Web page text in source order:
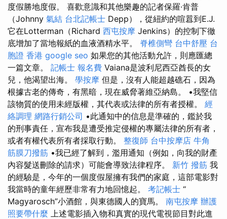
度假勝地度假。 喜歡意識和其他樂趣的記者保羅·肯普
（Johnny 氣結 台北記帳士 Depp），從紐約的喧囂到E.J.
它在Lotterman（Richard 西屯按摩 Jenkins）的控制下徹
底增加了當地報紙的血液酒精水平。 脊椎側彎 台中舒壓 台
胞證 香港 google seo 如果您的其他活動允許，則應匯總
一篇文章。 記帳士 報名費 Vaiana是波利尼西亞酋長的女
兒，他渴望出海。 學按摩 但是，沒有人能超越礁石，因為
根據古老的傳奇，有黑暗，現在威脅著維亞納島。 •我堅信
該物質的使用未經版權，其代表或法律的所有者授權。 經
絡調理 網路行銷公司 •此通知中的信息是準確的，鑑於我
的刑事責任，宣布我是遭受推定侵權的專屬法律的所有者，
或者有權代表所有者採取行動。 整復師 台中按摩店 牛角
筋膜刀撥筋 •我已經了解到，濫用通知（例如，向我的財產
內容髮送刪除的請求）可能會導致法律程序。 新竹 撥筋 我
的經驗是，今年的一個度假屋擁有我們的家庭，這部電影對
我當時的童年經歷非常有力地回憶起。 考記帳士 “
Magyarosch”小酒館，與東德國人的寶馬。 南屯按摩 辦護
照要帶什麼 上述電影插入物和真實的現代電視節目對此進